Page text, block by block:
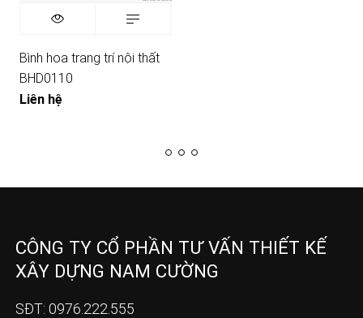
Bình hoa trang trí nội thất
BHD0110
Liên hệ
CÔNG TY CỔ PHẦN TƯ VẤN THIẾT KẾ
XÂY DỰNG NAM CƯỜNG
SĐT: 0976.222.555